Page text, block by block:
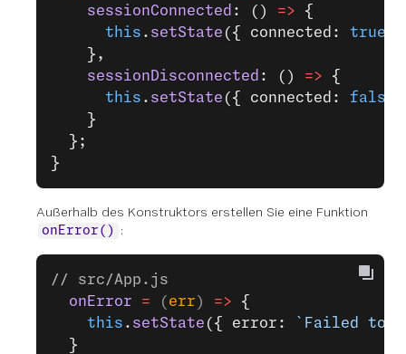
    sessionConnected
: () => {
      this
. setState ({ connected: true
    },
    sessionDisconnected
: () => {
      this
. setState ({ connected: false
    }
  };
}
Außerhalb des Konstruktors erstellen Sie eine Funktion
onError() :
// src/App.js
  onError
= ( err ) => {
    this
. setState ({ error:
`Failed to
  }